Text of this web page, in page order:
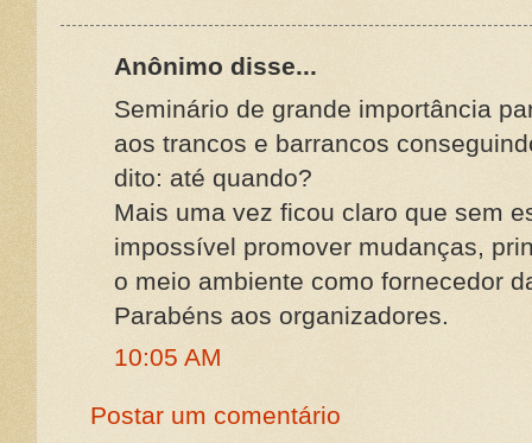
Anônimo disse...
Seminário de grande importância
aos trancos e barrancos
dito: até quando?
Mais uma vez ficou claro que sem
impossível promover mudanças,
o meio ambiente como fornecedor
Parabéns aos organizadores.
10:05 AM
Postar um comentário